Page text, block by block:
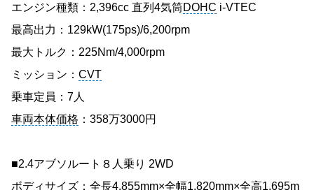
エンジン種類：2,396cc 直列4気筒DOHC i-VTEC
最高出力：129kW(175ps)/6,200rpm
最大トルク：225Nm/4,000rpm
ミッション： CVT
乗車定員：7人
車両本体価格 ：358万3000円
■2.4アブソルート８人乗り 2WD
ボディサイズ：全長4,855mm×全幅1,820mm×全高1,695m